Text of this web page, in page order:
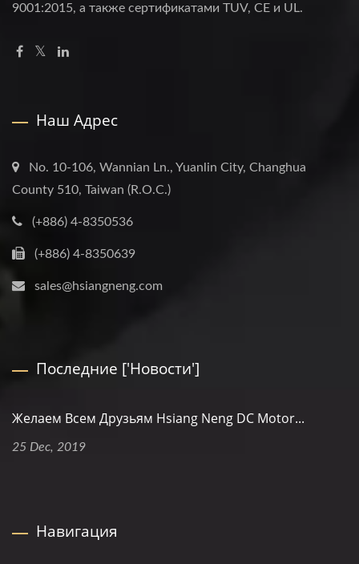
9001:2015, а также сертификатами TUV, CE и UL.
Наш Адрес
No. 10-106, Wannian Ln., Yuanlin City, Changhua
County 510, Taiwan (R.O.C.)
(+886) 4-8350536
(+886) 4-8350639
sales@hsiangneng.com
Последние ['Новости']
Желаем Всем Друзьям Hsiang Neng DC Motor...
25 Dec, 2019
Навигация